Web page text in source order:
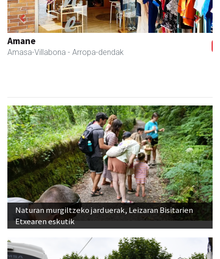
Xixori belar-denda
Andoain - Belar-denda
Previous Next
Naturan murgiltzeko jarduerak, Leizaran Bisitarien
Etxearen eskutik